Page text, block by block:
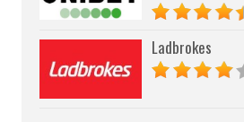
Ladbrokes